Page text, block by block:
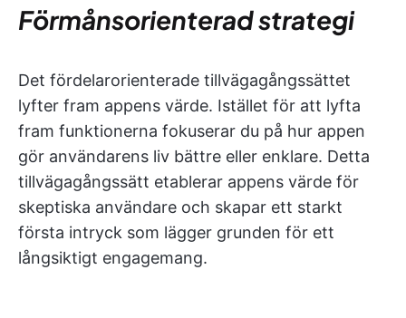
Förmånsorienterad strategi
Det fördelarorienterade tillvägagångssättet
lyfter fram appens värde. Istället för att lyfta
fram funktionerna fokuserar du på hur appen
gör användarens liv bättre eller enklare. Detta
tillvägagångssätt etablerar appens värde för
skeptiska användare och skapar ett starkt
första intryck som lägger grunden för ett
långsiktigt engagemang.